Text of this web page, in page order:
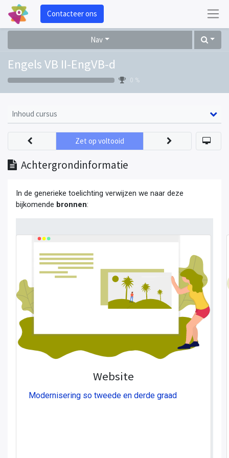
Contacteer ons
Nav
Engels VB II-EngVB-d
0 %
Inhoud cursus
Achtergrondinformatie
Zet op voltooid
In de generieke toelichting verwijzen we naar deze
bijkomende bronnen:
Website
Modernisering so tweede en derde graad